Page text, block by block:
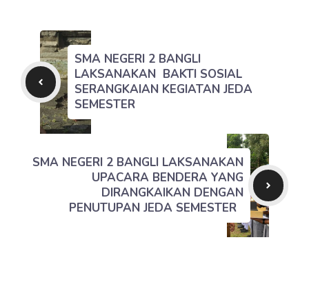
SMA NEGERI 2 BANGLI
LAKSANAKAN BAKTI SOSIAL
SERANGKAIAN KEGIATAN JEDA
SEMESTER
SMA NEGERI 2 BANGLI LAKSANAKAN
UPACARA BENDERA YANG
DIRANGKAIKAN DENGAN
PENUTUPAN JEDA SEMESTER